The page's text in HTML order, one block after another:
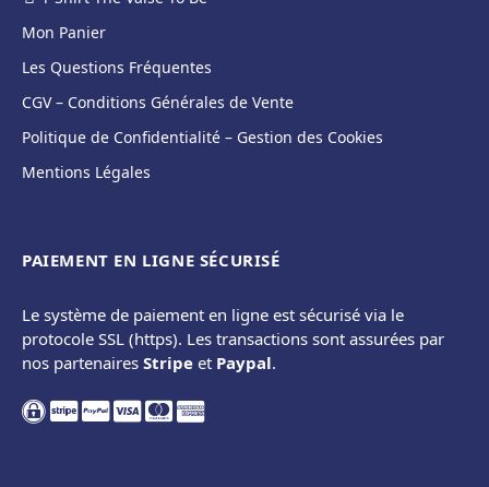
Mon Panier
Les Questions Fréquentes
CGV – Conditions Générales de Vente
Politique de Confidentialité – Gestion des Cookies
Mentions Légales
PAIEMENT EN LIGNE SÉCURISÉ
Le système de paiement en ligne est sécurisé via le
protocole SSL (https). Les transactions sont assurées par
nos partenaires Stripe et Paypal.